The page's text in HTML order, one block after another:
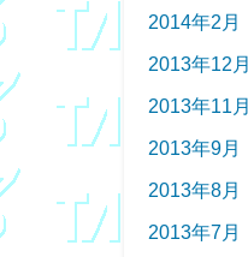
2014年2月
2013年12月
2013年11月
2013年9月
2013年8月
2013年7月